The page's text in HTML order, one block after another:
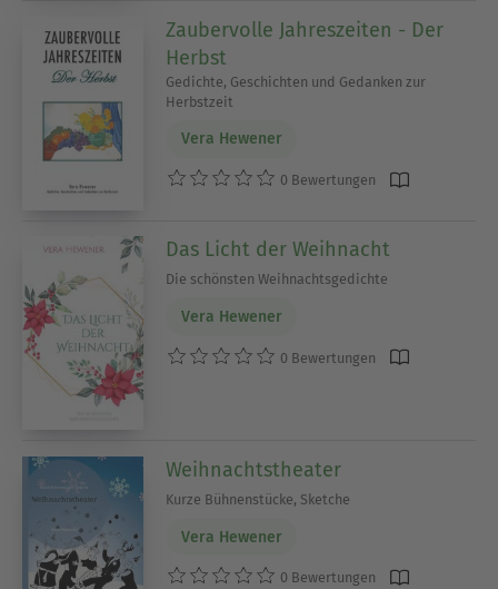
Zaubervolle Jahreszeiten - Der
Herbst
Gedichte, Geschichten und Gedanken zur
Herbstzeit
Vera Hewener
0 Bewertungen
Das Licht der Weihnacht
Die schönsten Weihnachtsgedichte
Vera Hewener
0 Bewertungen
Weihnachtstheater
Kurze Bühnenstücke, Sketche
Vera Hewener
0 Bewertungen